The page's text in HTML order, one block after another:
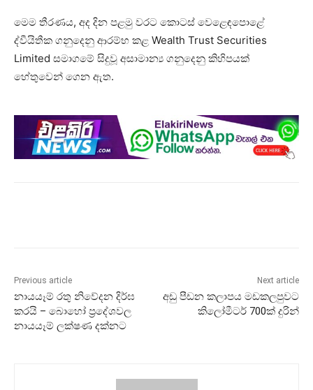
මෙම තීරණය, අද දින පළමු වරට කොටස් වෙළෙඳපොළේ
ද්වීයිතීක ගනුදෙනු ආරම්භ කළ Wealth Trust Securities
Limited සමාගමේ සිදුවූ අසාමාන්‍ය ගනුදෙනු කිහිපයක්
හේතුවෙන් ගෙන ඇත.
Previous article
නායයෑම් රතු නිවේදන දිර්ඝ
කරයි – බොහෝ ප්‍රදේශවල
නායයෑම් ලක්ෂණ දක්නට
Next article
අඩු පීඩන කලාපය මඩකලපුවට
කිලෝමීටර් 700ක් දුරින්